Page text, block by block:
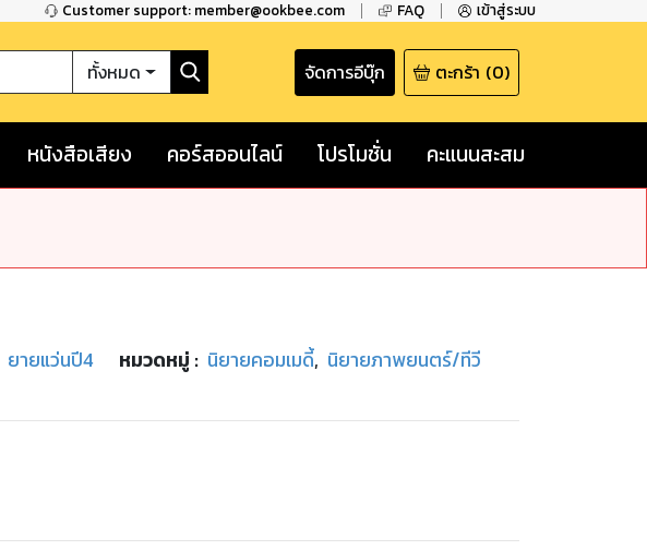
Customer support: member@ookbee.com FAQ เข้าสู่ระบบ
ทั้งหมด จัดการอีบุ๊ก ตะกร้า (0)
หนังสือเสียง คอร์สออนไลน์ โปรโมชั่น คะแนนสะสม
ยายแว่นปี4 หมวดหมู่ : นิยายคอมเมดี้, นิยายภาพยนตร์/ทีวี